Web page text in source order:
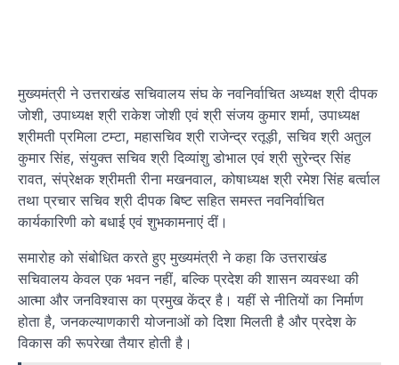
मुख्यमंत्री ने उत्तराखंड सचिवालय संघ के नवनिर्वाचित अध्यक्ष श्री दीपक
जोशी, उपाध्यक्ष श्री राकेश जोशी एवं श्री संजय कुमार शर्मा, उपाध्यक्ष
श्रीमती प्रमिला टम्टा, महासचिव श्री राजेन्द्र रतूड़ी, सचिव श्री अतुल
कुमार सिंह, संयुक्त सचिव श्री दिव्यांशु डोभाल एवं श्री सुरेन्द्र सिंह
रावत, संप्रेक्षक श्रीमती रीना मखनवाल, कोषाध्यक्ष श्री रमेश सिंह बर्त्वाल
तथा प्रचार सचिव श्री दीपक बिष्ट सहित समस्त नवनिर्वाचित
कार्यकारिणी को बधाई एवं शुभकामनाएं दीं।
समारोह को संबोधित करते हुए मुख्यमंत्री ने कहा कि उत्तराखंड
सचिवालय केवल एक भवन नहीं, बल्कि प्रदेश की शासन व्यवस्था की
आत्मा और जनविश्वास का प्रमुख केंद्र है। यहीं से नीतियों का निर्माण
होता है, जनकल्याणकारी योजनाओं को दिशा मिलती है और प्रदेश के
विकास की रूपरेखा तैयार होती है।